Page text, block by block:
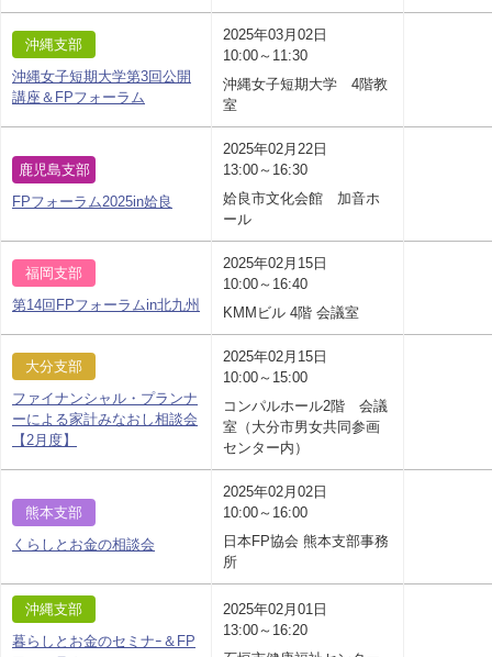
沖縄支部
沖縄女子短期大学第3回公開
講座＆FPフォーラム
2025年03月02日
10:00～11:30
沖縄女子短期大学 4階教
室
鹿児島支部
FPフォーラム2025in姶良
2025年02月22日
13:00～16:30
姶良市文化会館 加音ホ
ール
福岡支部
第14回FPフォーラムin北九州
2025年02月15日
10:00～16:40
KMMビル 4階 会議室
大分支部
ファイナンシャル・プランナ
ーによる家計みなおし相談会
【2月度】
2025年02月15日
10:00～15:00
コンパルホール2階 会議
室（大分市男女共同参画
センター内）
熊本支部
くらしとお金の相談会
2025年02月02日
10:00～16:00
日本FP協会 熊本支部事務
所
沖縄支部
暮らしとお金のセミナｰ＆FP
2025年02月01日
13:00～16:20